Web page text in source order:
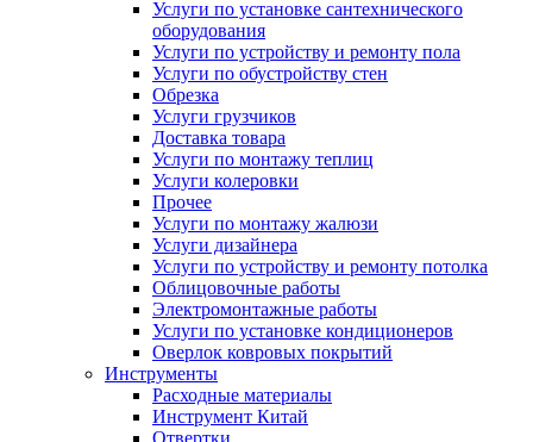
Услуги по установке сантехнического
оборудования
Услуги по устройству и ремонту пола
Услуги по обустройству стен
Обрезка
Услуги грузчиков
Доставка товара
Услуги по монтажу теплиц
Услуги колеровки
Прочее
Услуги по монтажу жалюзи
Услуги дизайнера
Услуги по устройству и ремонту потолка
Облицовочные работы
Электромонтажные работы
Услуги по установке кондиционеров
Оверлок ковровых покрытий
Инструменты
Расходные материалы
Инструмент Китай
Отвертки